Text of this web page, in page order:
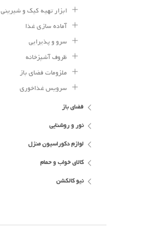
ابزار تهیه کیک و شیرینی
آماده سازی غذا
سرو و پذیرایی
ظروف آشپزخانه
ملزومات فضای باز
سرویس غذاخوری
فضای باز
نور و روشنایی
لوازم دکوراسیون منزل
کالای خواب و حمام
نیو کالکشن